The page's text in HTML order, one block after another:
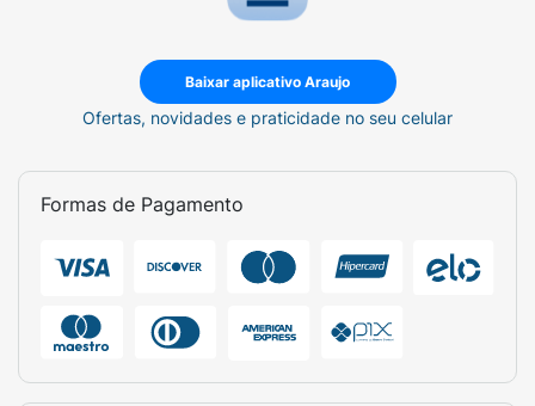
Baixar aplicativo Araujo
Ofertas, novidades e praticidade no seu celular
Formas de Pagamento